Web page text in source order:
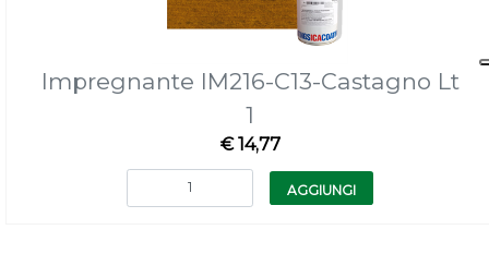
Impregnante IM216-C13-Castagno Lt
1
€ 14,77
Quantità
AGGIUNGI